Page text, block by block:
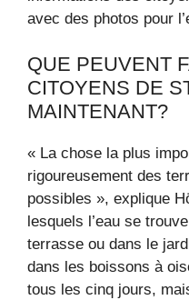
avec des photos pour
QUE PEUVENT
CITOYENS DE
MAINTENANT?
« La chose la plus
rigoureusement des
possibles », explique
lesquels l’eau se
terrasse ou dans le
dans les boissons à
tous les cinq jours,